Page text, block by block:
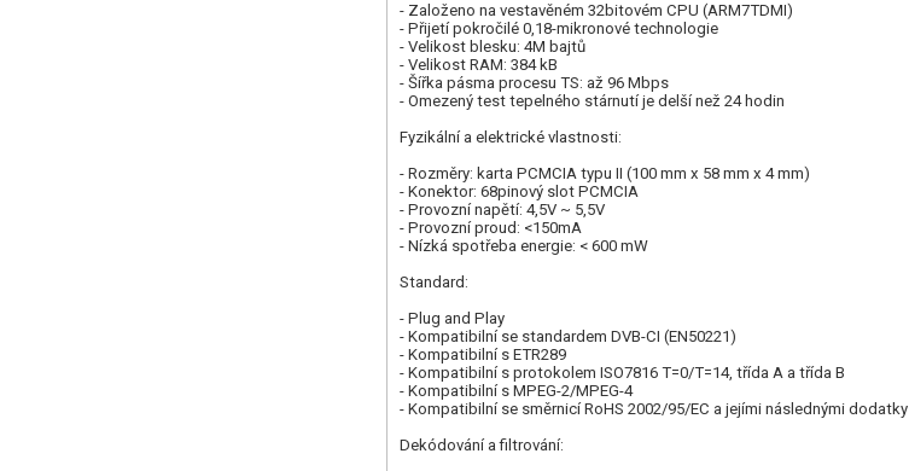
- Založeno na vestavěném 32bitovém CPU (ARM7TDMI)
- Přijetí pokročilé 0,18-mikronové technologie
- Velikost blesku: 4M bajtů
- Velikost RAM: 384 kB
- Šířka pásma procesu TS: až 96 Mbps
- Omezený test tepelného stárnutí je delší než 24 hodin
Fyzikální a elektrické vlastnosti:
- Rozměry: karta PCMCIA typu II (100 mm x 58 mm x 4 mm)
- Konektor: 68pinový slot PCMCIA
- Provozní napětí: 4,5V ~ 5,5V
- Provozní proud: <150mA
- Nízká spotřeba energie: < 600 mW
Standard:
- Plug and Play
- Kompatibilní se standardem DVB-CI (EN50221)
- Kompatibilní s ETR289
- Kompatibilní s protokolem ISO7816 T=0/T=14, třída A a třída B
- Kompatibilní s MPEG-2/MPEG-4
- Kompatibilní se směrnicí RoHS 2002/95/EC a jejími následnými dodatky
Dekódování a filtrování: